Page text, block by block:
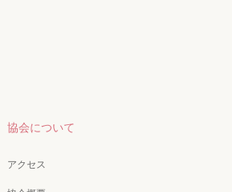
協会について
アクセス